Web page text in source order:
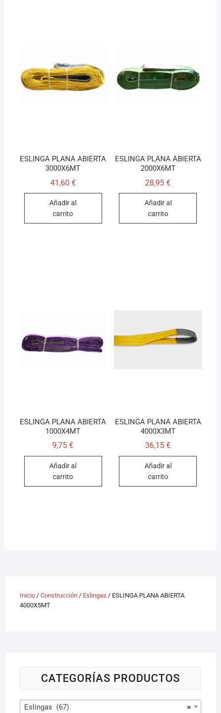
ESLINGA PLANA ABIERTA
3000X6MT
41,60 €
Añadir al
carrito
ESLINGA PLANA ABIERTA
2000X6MT
28,95€
Añadir al
carrito
ESLINGA PLANA ABIERTA
1000X4MT
9,75€
Añadir al
carrito
ESLINGA PLANA ABIERTA
4000X3MT
36,15€
Añadir al
carrito
Inicio/ Construcción/ Eslingas / ESLINGA PLANA ABIERTA
4000X5MT
CATEGORÍAS PRODUCTOS
×
Eslingas (67)